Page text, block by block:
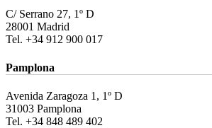
C/ Serrano 27, 1º D
28001 Madrid
Tel. +34 912 900 017
Pamplona
Avenida Zaragoza 1, 1º D
31003 Pamplona
Tel. +34 848 489 402